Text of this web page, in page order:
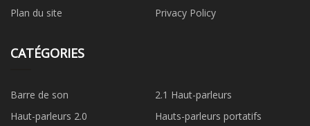
Plan du site
Privacy Policy
CATÉGORIES
Barre de son
2.1 Haut-parleurs
Haut-parleurs 2.0
Hauts-parleurs portatifs